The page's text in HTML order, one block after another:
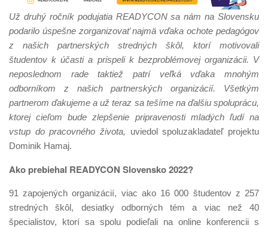
Už druhý ročník podujatia READYCON sa nám na Slovensku
podarilo úspešne zorganizovať najmä vďaka ochote pedagógov
z našich partnerských stredných škôl, ktorí motivovali
študentov k účasti a prispeli k bezproblémovej organizácii. V
neposlednom rade taktiež patrí veľká vďaka mnohým
odborníkom z našich partnerských organizácií. Všetkým
partnerom ďakujeme a už teraz sa tešíme na ďalšiu spoluprácu,
ktorej cieľom bude zlepšenie pripravenosti mladých ľudí na
vstup do pracovného života, uviedol spoluzakladateľ projektu
Dominik Hamaj.
Ako prebiehal READYCON Slovensko 2022?
91 zapojených organizácií, viac ako 16 000 študentov z 257
stredných škôl, desiatky odborných tém a viac než 40
špecialistov, ktorí sa spolu podieľali na online konferencii s